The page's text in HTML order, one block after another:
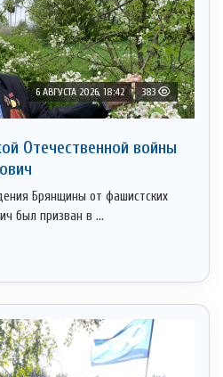
6 АВГУСТА 2026, 18:42 383
Отечественной войны
Брянщины от фашистских
был призван в ...